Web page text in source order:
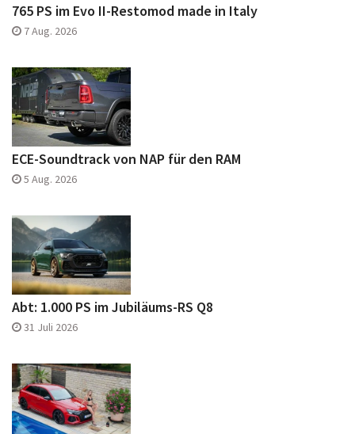
765 PS im Evo II-Restomod made in Italy
7 Aug. 2026
ECE-Soundtrack von NAP für den RAM
5 Aug. 2026
Abt: 1.000 PS im Jubiläums-RS Q8
31 Juli 2026